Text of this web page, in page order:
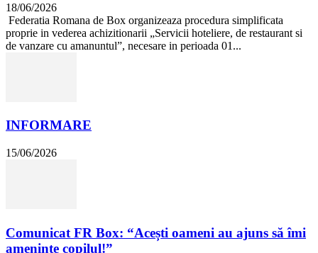
18/06/2026
Federatia Romana de Box organizeaza procedura simplificata
proprie in vederea achizitionarii „Servicii hoteliere, de restaurant si
de vanzare cu amanuntul”, necesare in perioada 01...
INFORMARE
15/06/2026
Comunicat FR Box: “Acești oameni au ajuns să îmi
amenințe copilul!”